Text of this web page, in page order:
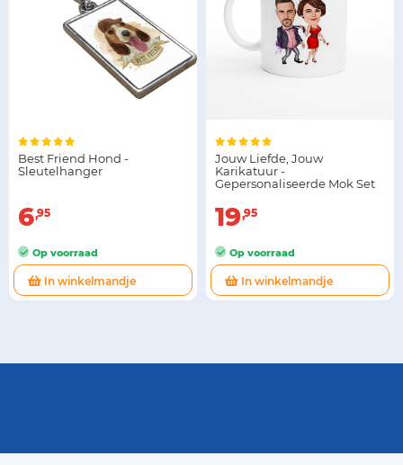
Best Friend Hond -
Sleutelhanger
6 95
Op voorraad
In winkelmandje
Jouw Liefde, Jouw
Karikatuur -
Gepersonaliseerde Mok Set
19 95
Op voorraad
In winkelmandje